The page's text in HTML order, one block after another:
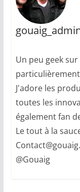
Un peu geek
J'adore les
toutes les
également fan
Le tout à la
@Gouaig